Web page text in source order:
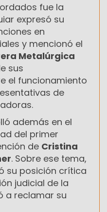
fue la
expresó su
en
y mencionó el
Metalúrgica
sus
el funcionamiento
de
además en el
del primer
de Cristina
. Sobre ese tema,
su posición crítica
judicial de la
a reclamar su